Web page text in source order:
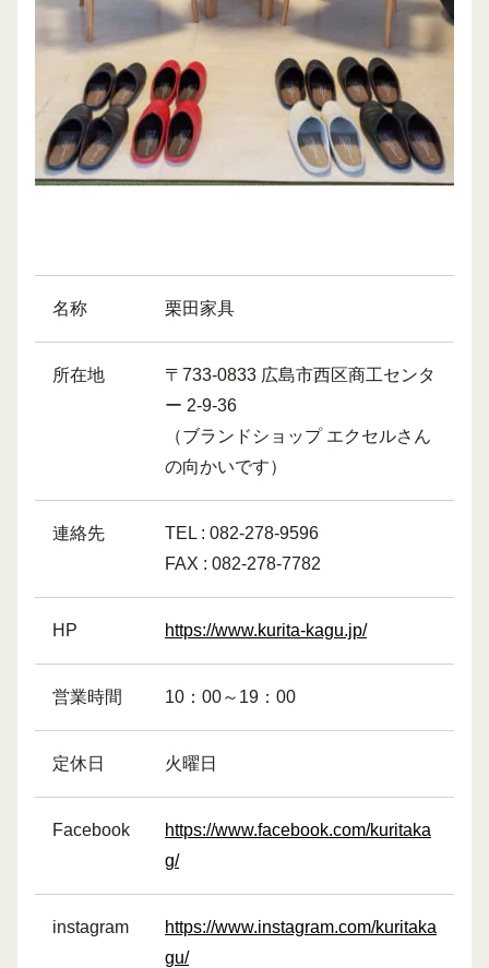
名称 栗田家具
所在地
〒733-0833 広島市西区商工センタ
ー 2-9-36
（ブランドショップ エクセルさん
の向かいです）
連絡先
TEL : 082-278-9596
FAX : 082-278-7782
HP https://www.kurita-kagu.jp/
営業時間 10：00～19：00
定休日 火曜日
Facebook
https://www.facebook.com/kuritaka
g/
instagram
https://www.instagram.com/kuritaka
gu/